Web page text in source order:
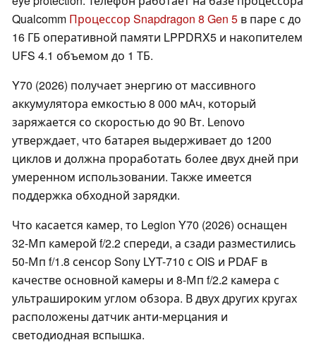
Qualcomm Процессор Snapdragon 8 Gen 5 в паре с до
16 ГБ оперативной памяти LPPDRX5 и накопителем
UFS 4.1 объемом до 1 ТБ.
Y70 (2026) получает энергию от массивного
аккумулятора емкостью 8 000 мАч, который
заряжается со скоростью до 90 Вт. Lenovo
утверждает, что батарея выдерживает до 1200
циклов и должна проработать более двух дней при
умеренном использовании. Также имеется
поддержка обходной зарядки.
Что касается камер, то Legion Y70 (2026) оснащен
32-Мп камерой f/2.2 спереди, а сзади разместились
50-Мп f/1.8 сенсор Sony LYT-710 с OIS и PDAF в
качестве основной камеры и 8-Мп f/2.2 камера с
ультрашироким углом обзора. В двух других кругах
расположены датчик анти-мерцания и
светодиодная вспышка.